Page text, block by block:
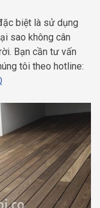
biệt là sử dụng
sao không cân
Bạn cần tư vấn
tôi theo hotline: